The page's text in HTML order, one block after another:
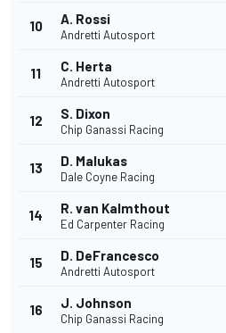
10 A. Rossi
Andretti Autosport
11 C. Herta
Andretti Autosport
12 S. Dixon
Chip Ganassi Racing
13 D. Malukas
Dale Coyne Racing
14 R. van Kalmthout
Ed Carpenter Racing
15 D. DeFrancesco
Andretti Autosport
16 J. Johnson
Chip Ganassi Racing